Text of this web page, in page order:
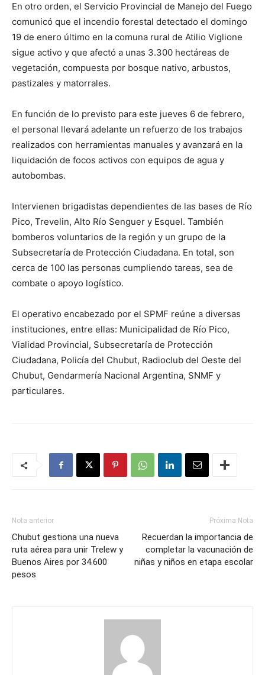
En otro orden, el Servicio Provincial de Manejo del Fuego
comunicó que el incendio forestal detectado el domingo
19 de enero último en la comuna rural de Atilio Viglione
sigue activo y que afectó a unas 3.300 hectáreas de
vegetación, compuesta por bosque nativo, arbustos,
pastizales y matorrales.
En función de lo previsto para este jueves 6 de febrero,
el personal llevará adelante un refuerzo de los trabajos
realizados con herramientas manuales y avanzará en la
liquidación de focos activos con equipos de agua y
autobombas.
Intervienen brigadistas dependientes de las bases de Río
Pico, Trevelin, Alto Río Senguer y Esquel. También
bomberos voluntarios de la región y un grupo de la
Subsecretaría de Protección Ciudadana. En total, son
cerca de 100 las personas cumpliendo tareas, sea de
combate o apoyo logístico.
El operativo encabezado por el SPMF reúne a diversas
instituciones, entre ellas: Municipalidad de Río Pico,
Vialidad Provincial, Subsecretaría de Protección
Ciudadana, Policía del Chubut, Radioclub del Oeste del
Chubut, Gendarmería Nacional Argentina, SNMF y
particulares.
Nota anterior
Chubut gestiona una nueva
ruta aérea para unir Trelew y
Buenos Aires por 34.600
pesos
Próxima Nota
Recuerdan la importancia de
completar la vacunación de
niñas y niños en etapa escolar